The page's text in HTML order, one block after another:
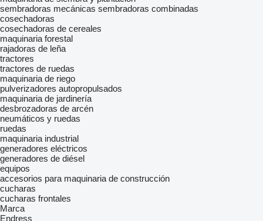
sembradoras mecánicas sembradoras combinadas
cosechadoras
cosechadoras de cereales
maquinaria forestal
rajadoras de leña
tractores
tractores de ruedas
maquinaria de riego
pulverizadores autopropulsados
maquinaria de jardinería
desbrozadoras de arcén
neumáticos y ruedas
ruedas
maquinaria industrial
generadores eléctricos
generadores de diésel
equipos
accesorios para maquinaria de construcción
cucharas
cucharas frontales
Marca
Endress